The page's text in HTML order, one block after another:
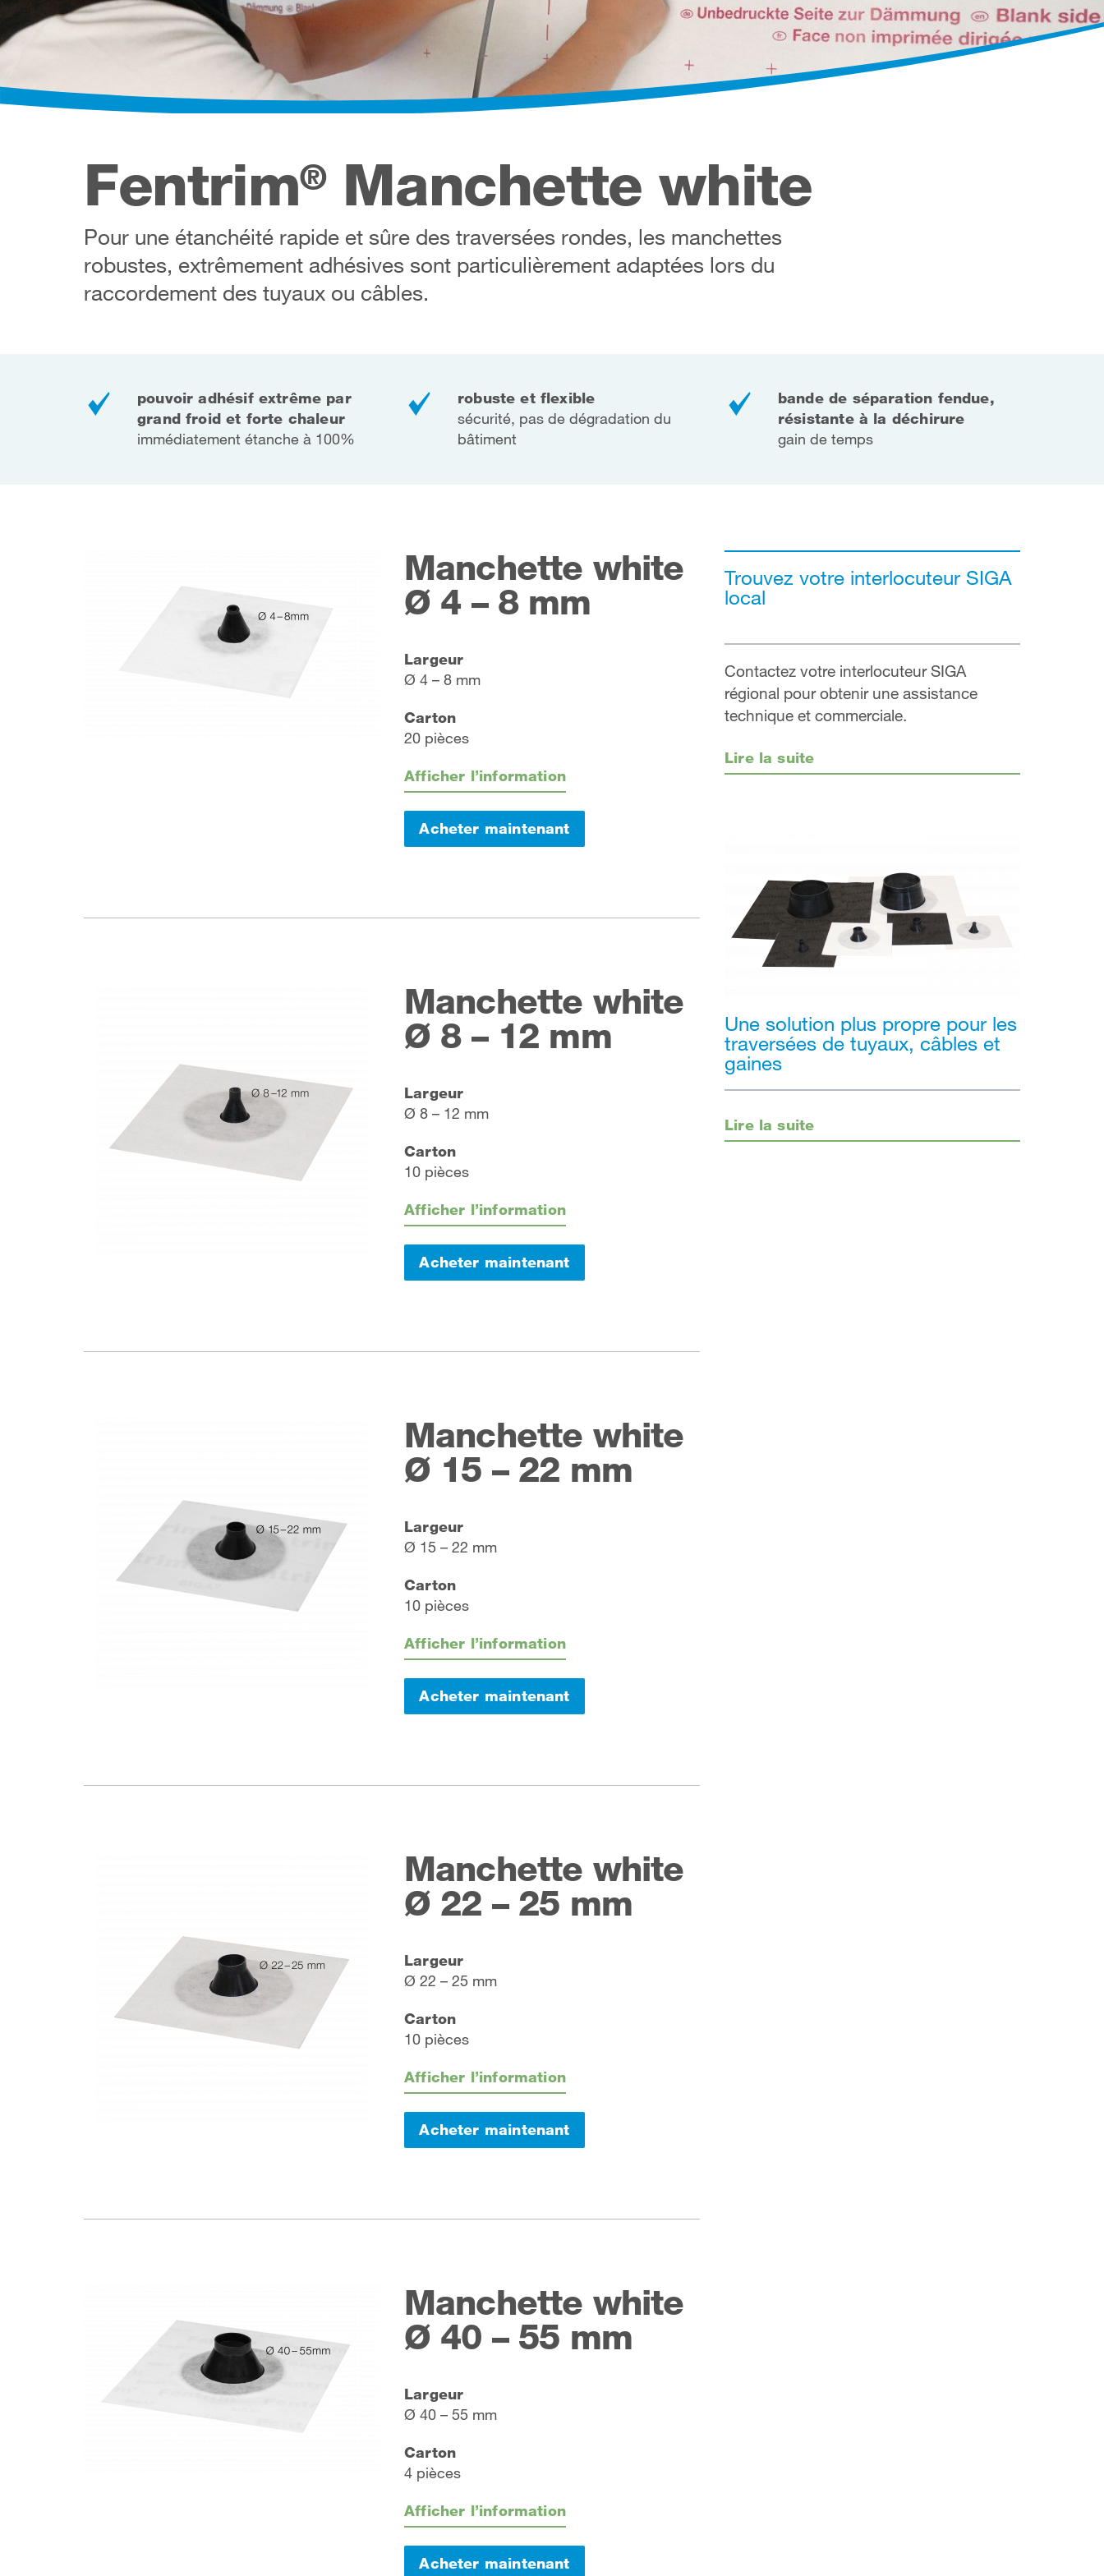
Fentrim®Manchette white
Pour une étanchéité rapide et sûre des traversées rondes, les manchettes
robustes, extrêmement adhésives sont particulièrement adaptées lors du
raccordement des tuyaux ou câbles.
pouvoir adhésif extrême par
grand froid et forte chaleur
immédiatement étanche à 100%
robuste et flexible
sécurité, pas de dégradation du
bâtiment
bande de séparation fendue,
résistante à la déchirure
gain de temps
Manchette white
Ø 4 – 8 mm
Largeur
Ø 4 – 8 mm
Carton
20 pièces
Afficher l’information
Acheter maintenant
Manchette white
Ø 8 – 12 mm
Largeur
Ø 8 – 12 mm
Carton
10 pièces
Afficher l’information
Acheter maintenant
Manchette white
Ø 15 – 22 mm
Largeur
Ø 15 – 22 mm
Carton
10 pièces
Afficher l’information
Acheter maintenant
Manchette white
Ø 22 – 25 mm
Largeur
Ø 22 – 25 mm
Carton
10 pièces
Afficher l’information
Acheter maintenant
Manchette white
Ø 40 – 55 mm
Largeur
Ø 40 – 55 mm
Carton
4 pièces
Afficher l’information
Acheter maintenant
Trouvez votre interlocuteur SIGA
local
Contactez votre interlocuteur SIGA
régional pour obtenir une assistance
technique et commerciale.
Lire la suite
Une solution plus propre pour les
traversées de tuyaux, câbles et
gaines
Lire la suite